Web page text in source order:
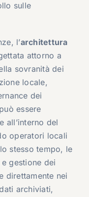
sulle
l’architettura
attorno a
sovranità dei
locale,
dei
essere
all’interno del
operatori locali
stesso tempo, le
gestione dei
direttamente nei
archiviati,